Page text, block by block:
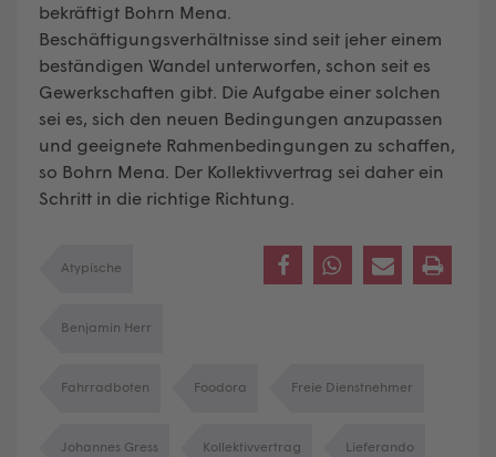
bekräftigt Bohrn Mena.
Beschäftigungsverhältnisse sind seit jeher einem
beständigen Wandel unterworfen, schon seit es
Gewerkschaften gibt. Die Aufgabe einer solchen
sei es, sich den neuen Bedingungen anzupassen
und geeignete Rahmenbedingungen zu schaffen,
so Bohrn Mena. Der Kollektivvertrag sei daher ein
Schritt in die richtige Richtung.
Atypische
Benjamin Herr
Fahrradboten Foodora Freie Dienstnehmer
Johannes Gress Kollektivvertrag Lieferando